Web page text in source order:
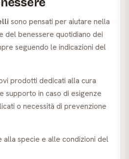
sono pensati per aiutare nella
del benessere quotidiano dei
seguendo le indicazioni del
prodotti dedicati alla cura
supporto in caso di esigenze
o necessità di prevenzione
alla specie e alle condizioni del